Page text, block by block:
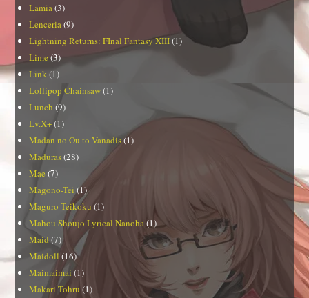
Lamia (3)
Lenceria (9)
Lightning Returns: FInal Fantasy XIII(1)
Lime (3)
Link (1)
Lollipop Chainsaw(1)
Lunch (9)
Lv.X+(1)
Madan no Ou to Vanadis(1)
Maduras(28)
Mae (7)
Magono-Tei (1)
Maguro Teikoku (1)
Mahou Shoujo Lyrical Nanoha (1)
Maid (7)
Maidoll (16)
Maimaimai (1)
Makari Tohru (1)